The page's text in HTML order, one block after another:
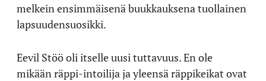
melkein ensimmäisenä buukkauksena tuollainen
lapsuudensuosikki.
Eevil Stöö oli itselle uusi tuttavuus. En ole
mikään räppi-intoilija ja yleensä räppikeikat ovat